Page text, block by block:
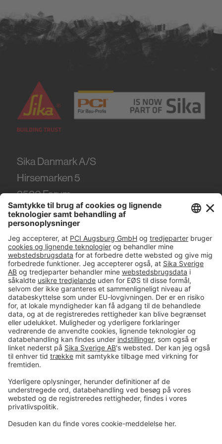
Bæredygtighed
Fliseklæbere / Natursten
Parket- og Gulvlægning
Betonreparation / Reparationsmørtel
Slidlagsmørtler/Understøbningsmørtler/Belægnin
ger
Klæbere og Montagemørtel
Additiver
Værktøj
Lavemissions produkter
Elastiske fuger
Primer
Sika Danmark A/S
Hirsemarken 5
3520Farum
Tel. +45 86 61 22 99
#PCI
Imprint
Almindelige salgs- og
leveringsbetingelser
Juridisk meddelelse